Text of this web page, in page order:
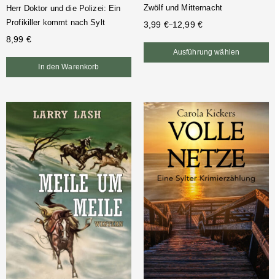
Herr Doktor und die Polizei: Ein
Profikiller kommt nach Sylt
8,99 €
In den Warenkorb
Zwölf und Mitternacht
3,99 €–12,99 €
Ausführung wählen